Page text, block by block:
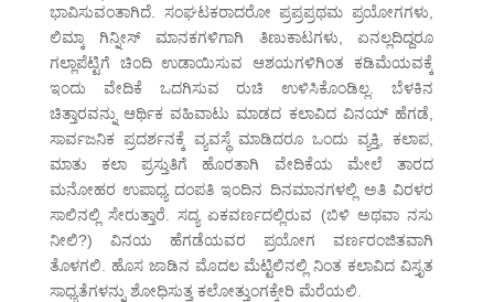
ಭಾವಿಸುವಂತಾಗಿದೆ. ಸಂಘಟಕರಾದರೋ ಪ್ರಪ್ರಪ್ರಥಮ ಪ್ರಯೋಗಗಳು,
ಲಿಮ್ಕಾ ಗಿನ್ನೀಸ್ ಮಾನಕಗಳಿಗಾಗಿ ತಿಣುಕಾಟಗಳು, ಏನಲ್ಲದಿದ್ದರೂ
ಗಲ್ಲಾಪೆಟ್ಟಿಗೆ ಚಿಂದಿ ಉಡಾಯಿಸುವ ಆಶಯಗಳಿಗಿಂತ ಕಡಿಮೆಯವಕ್ಕೆ
ಇಂದು ವೇದಿಕೆ ಒದಗಿಸುವ ರುಚಿ ಉಳಿಸಿಕೊಂಡಿಲ್ಲ. ಬೆಳಕಿನ
ಚಿತ್ತಾರವನ್ನು ಆರ್ಥಿಕ ವಹಿವಾಟು ಮಾಡದ ಕಲಾವಿದ ವಿನಯ್ ಹೆಗಡೆ,
ಸಾರ್ವಜನಿಕ ಪ್ರದರ್ಶನಕ್ಕೆ ವ್ಯವಸ್ಥೆ ಮಾಡಿದರೂ ಒಂದು ವ್ಯಕ್ತಿ, ಕಲಾಪ,
ಮಾತು ಕಲಾ ಪ್ರಸ್ತುತಿಗೆ ಹೊರತಾಗಿ ವೇದಿಕೆಯ ಮೇಲೆ ತಾರದ
ಮನೋಹರ ಉಪಾಧ್ಯ ದಂಪತಿ ಇಂದಿನ ದಿನಮಾನಗಳಲ್ಲಿ ಅತಿ ವಿರಳರ
ಸಾಲಿನಲ್ಲಿ ಸೇರುತ್ತಾರೆ. ಸದ್ಯ ಏಕವರ್ಣದಲ್ಲಿರುವ (ಬಿಳಿ ಅಥವಾ ನಸು
ನೀಲಿ?) ವಿನಯ ಹೆಗಡೆಯವರ ಪ್ರಯೋಗ ವರ್ಣರಂಜಿತವಾಗಿ
ತೊಳಗಲಿ. ಹೊಸ ಜಾಡಿನ ಮೊದಲ ಮೆಟ್ಟಿಲಿನಲ್ಲಿ ನಿಂತ ಕಲಾವಿದ ವಿಸ್ತೃತ
ಸಾಧ್ಯತೆಗಳನ್ನು ಶೋಧಿಸುತ್ತ ಕಲೋತ್ತುಂಗಕ್ಕೇರಿ ಮೆರೆಯಲಿ.